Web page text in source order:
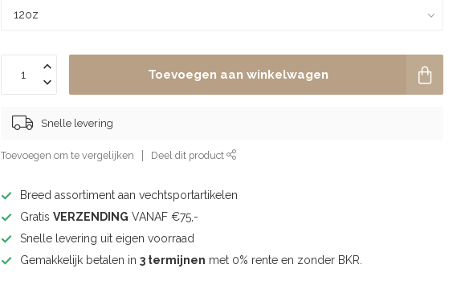
Toevoegen aan winkelwagen
Snelle levering
Toevoegen om te vergelijken Deel dit product
Breed assortiment aan vechtsportartikelen
GratisVERZENDING VANAF €75,-
Snelle levering uit eigen voorraad
Gemakkelijk betalen in3 termijnen met 0% rente en zonder BKR.